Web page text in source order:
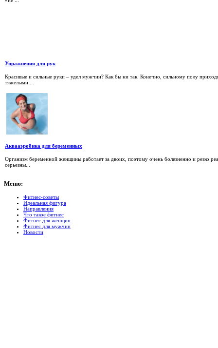
Упражнения для рук
Красивые и сильные руки – удел мужчин? Как бы ни так. Конечно, сильному полу
тяжелыми ...
Аквааэробика для беременных
Организм беременной женщины работает за двоих, поэтому очень болезненно и резко
серьезны...
Меню:
Фитнес-советы
Идеальная фигура
Направления
Что такое фитнес
Фитнес для женщин
Фитнес для мужчин
Новости